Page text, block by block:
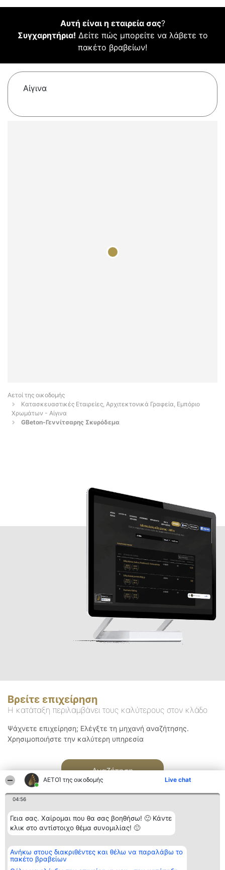
ΑΕΤΟΊ της οικοδομής Live chat
04:56
Γεια σας. Χαίρομαι που θα σας βοηθήσω! 🙂 Κάντε
κλικ στο αντίστοιχο θέμα συνομιλίας! 🙂
Ανήκω στους διακριθέντες και θέλω να παραλάβω το
πακέτο βραβείων
Αυτή είναι η εταιρεία σας?
Συγχαρητήρια! Δείτε πώς μπορείτε να λάβετε το
πακέτο βραβείων!
Αίγινα
Αετοί της οικοδομής
Κατασκευαστικές Εταιρείες, Αρχιτεκτονικά Γραφεία, Εμπόριο
Χρωμάτων - Αίγινα
GBeton-Γεννίτσαρης Σκυρόδεμα
Βρείτε επιχείρηση
Η κατάταξη περιλαμβάνει τους καλύτερους στον κλάδο
Ψάχνετε επιχείρηση; Ελέγξτε τη μηχανή αναζήτησης.
Χρησιμοποιήστε την καλύτερη υπηρεσία
Αναζήτηση
Διοργανωτής της
κατάταξης
BEAUTIFUL COMPANY
Κατάταξη
Διακριθέντες
των
Επικοινωνία
Επικοινωνία